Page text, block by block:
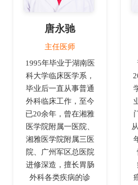
唐永驰
主任医师
1995年毕业于湖南医
科大学临床医学系，
毕业后一直从事普通
外科临床工作，至今
已20余年，曾在湘雅
医学院附属一医院、
湘雅医学院附属三医
院、广州军区总医院
进修深造，擅长胃肠
外科各类疾病的诊